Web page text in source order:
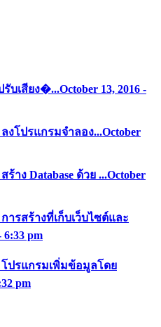
รับเสียง�...October 13, 2016 -
ลงโปรแกรมจำลอง...October
ร้าง Database ด้วย ...October
การสร้างที่เก็บเว็บไซต์และ
6:33 pm
โปรแกรมเพิ่มข้อมูลโดย
pm